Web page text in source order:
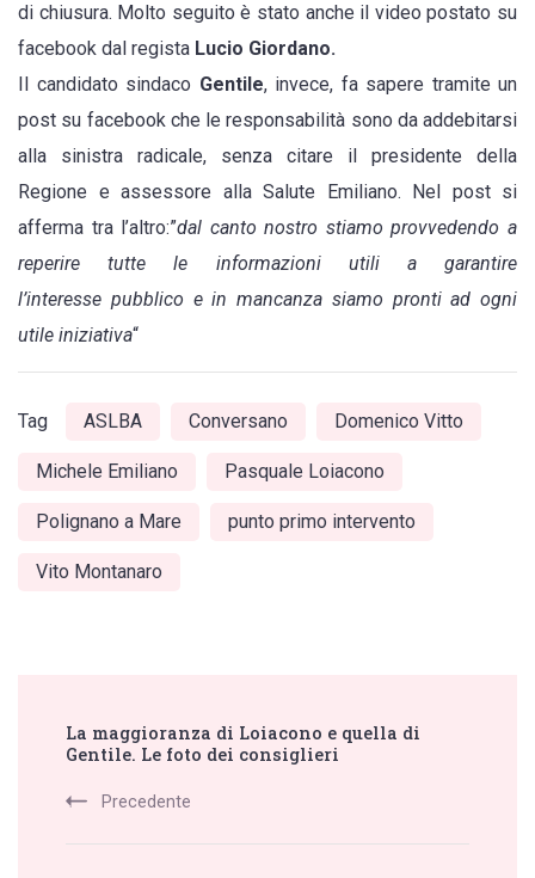
di chiusura. Molto seguito è stato anche il video postato su
facebook dal regista Lucio Giordano.
Il candidato sindaco Gentile, invece, fa sapere tramite un
post su facebook che le responsabilità sono da addebitarsi
alla sinistra radicale, senza citare il presidente della
Regione e assessore alla Salute Emiliano. Nel post si
afferma tra l’altro:”dal canto nostro stiamo provvedendo a
reperire tutte le informazioni utili a garantire
l’interesse pubblico e in mancanza siamo pronti ad ogni
utile iniziativa“
Tag ASLBA Conversano Domenico Vitto
Michele Emiliano Pasquale Loiacono
Polignano a Mare punto primo intervento
Vito Montanaro
Navigation
La maggioranza di Loiacono e quella di
Gentile. Le foto dei consiglieri
Precedente